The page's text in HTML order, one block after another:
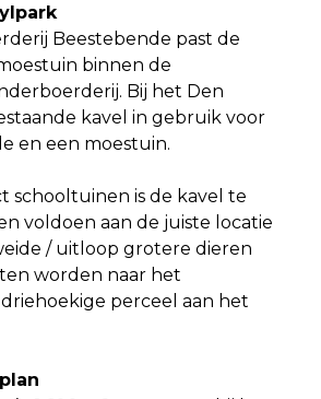
Beestebende past de
binnen de
Bij het Den
kavel in gebruik voor
en een moestuin.
schooltuinen is de kavel te
voldoen aan de juiste locatie
/ uitloop grotere dieren
worden naar het
perceel aan het